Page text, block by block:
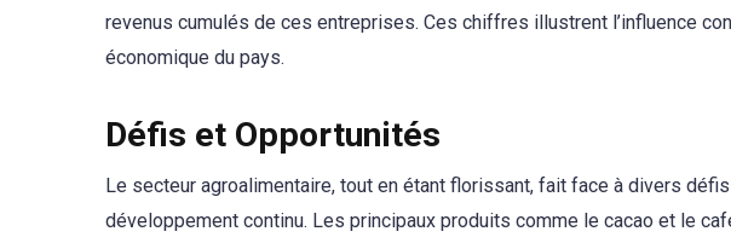
revenus cumulés de ces entreprises. Ces chiffres illustrent l’influence
économique du pays.
Défis et Opportunités
Le secteur agroalimentaire, tout en étant florissant, fait face à divers
développement continu. Les principaux produits comme le cacao et le